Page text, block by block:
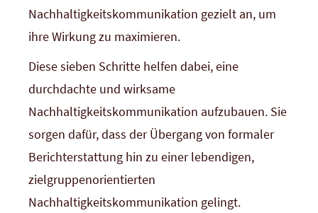
Nachhaltigkeitskommunikation gezielt an, um
ihre Wirkung zu maximieren.
Diese sieben Schritte helfen dabei, eine
durchdachte und wirksame
Nachhaltigkeitskommunikation aufzubauen. Sie
sorgen dafür, dass der Übergang von formaler
Berichterstattung hin zu einer lebendigen,
zielgruppenorientierten
Nachhaltigkeitskommunikation gelingt.